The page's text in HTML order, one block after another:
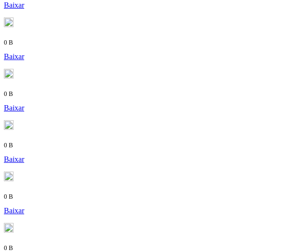
Baixar
0 B
Baixar
0 B
Baixar
0 B
Baixar
0 B
Baixar
0 B